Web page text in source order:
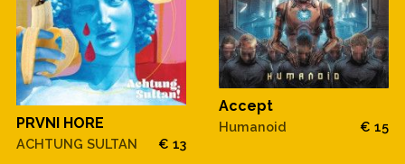
PRVNI HORE
ACHTUNG SULTAN € 13
Accept
Humanoid € 15